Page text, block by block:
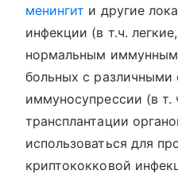
менингит и другие
инфекции (в т.ч.
нормальным иммунным
больных с
иммуносупрессии (в т.
трансплантации
использоваться для
криптококковой